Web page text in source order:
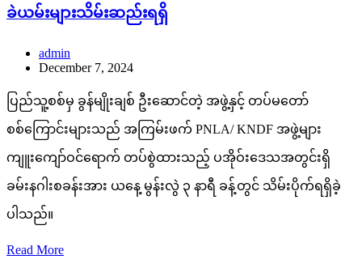
ခဲယမ်းများသိမ်းဆည်းရရှိ
admin
December 7, 2024
ပြည်သူ့စစ်မှ ခွန်မျိုးချစ် ဦးဆောင်တဲ့ အဖွဲ့နှင့် တပ်မတော်
စစ်ကြောင်းများသည် အကြမ်းဖက် PNLA/ KNDF အဖွဲ့များ
ကျူးကျော်ဝင်ရောက် တပ်စွဲထားသည့် ပအိုဝ်းဒေသအတွင်းရှိ
ခမ်းနဂါးစခန်းအား ယနေ့ မွန်းလွဲ ၃ နာရီ ခန့်တွင် သိမ်းပိုက်ရရှိခဲ့
ပါသည်။
Read More